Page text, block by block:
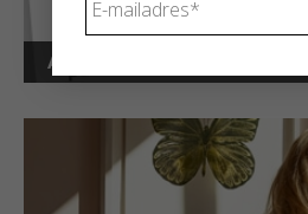
Art Alert!
mailadres *